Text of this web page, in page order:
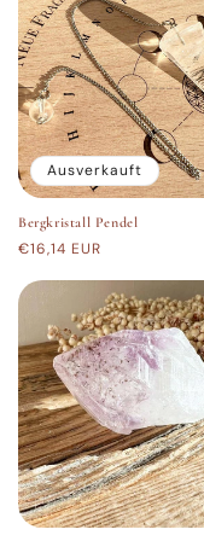
Ausverkauft
Bergkristall Pendel
Normaler
€16,14 EUR